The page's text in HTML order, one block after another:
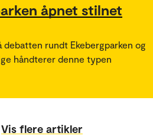
åpnet stilnet
debatten rundt Ekebergparken og
håndterer denne typen
Vis flere artikler